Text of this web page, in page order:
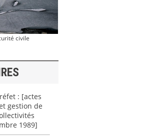
civile
: [actes
gestion de
1989]